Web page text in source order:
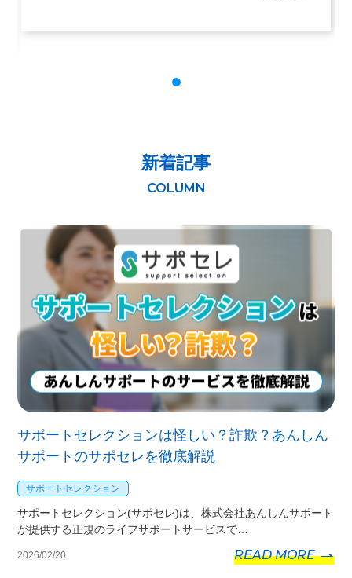
新着記事
サポートセレクションは怪しい？詐欺？あんしん
サポートのサポセレを徹底解説
サポートセレクション
サポートセレクション(サポセレ)は、株式会社あんしんサポート
が提供する正規のライフサポートサービスで…
2026/02/20 READ MORE